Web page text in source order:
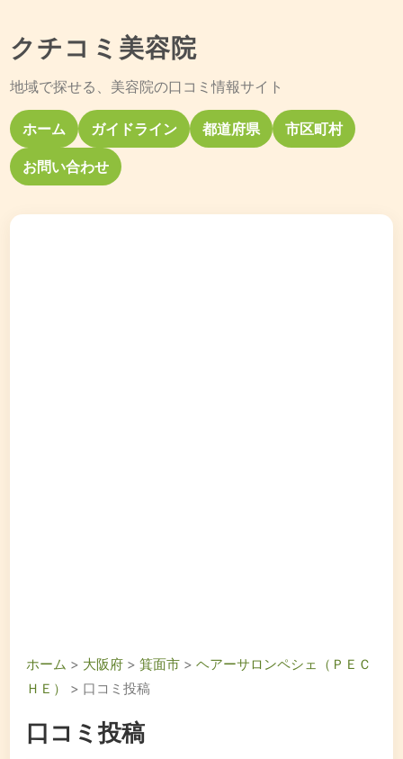
クチコミ美容院
地域で探せる、美容院の口コミ情報サイト
ホーム ガイドライン 都道府県 市区町村
お問い合わせ
ホーム > 大阪府 >箕面市 >ヘアーサロンペシェ（ＰＥＣ
ＨＥ）
> 口コミ投稿
口コミ投稿